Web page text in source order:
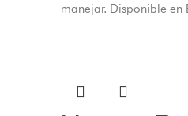
manejar. Disponible